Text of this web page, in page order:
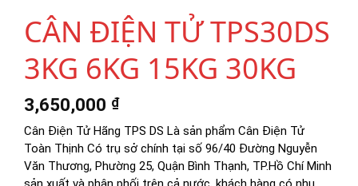
CÂN ĐIỆN TỬ TPS30DS
3KG 6KG 15KG 30KG
3,650,000 ₫
Cân Điện Tử Hãng TPS DS Là sản phẩm Cân Điện Tử
Toàn Thịnh Có trụ sở chính tại số 96/40 Đường Nguyễn
Văn Thương, Phường 25, Quận Bình Thạnh, TP.Hồ Chí Minh